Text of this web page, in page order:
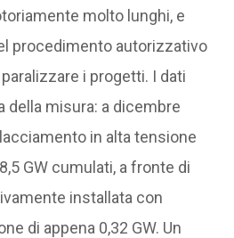
molto lunghi, e
procedimento autorizzativo
i progetti. I dati
della misura: a dicembre
in alta tensione
GW cumulati, a fronte di
installata con
di appena 0,32 GW. Un